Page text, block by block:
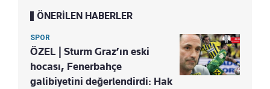
ÖNERİLEN HABERLER
SPOR
ÖZEL | Sturm Graz’ın eski
hocası, Fenerbahçe
galibiyetini değerlendirdi: Hak